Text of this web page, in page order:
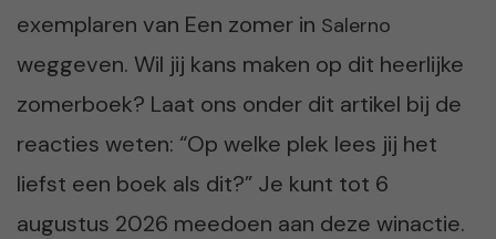
exemplaren van Een zomer in Salerno
weggeven. Wil jij kans maken op dit heerlijke
zomerboek? Laat ons onder dit artikel bij de
reacties weten: “Op welke plek lees jij het
liefst een boek als dit?” Je kunt tot 6
augustus 2026 meedoen aan deze winactie.